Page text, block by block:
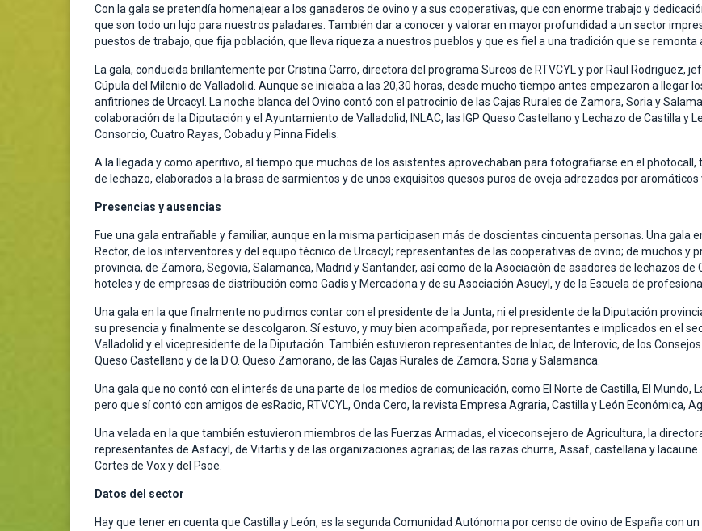
Con la gala se pretendía homenajear a los ganaderos de ovino y a sus cooperativas, que con enorme trabajo y
que son todo un lujo para nuestros paladares. También dar a conocer y valorar en mayor profundidad a un sector
puestos de trabajo, que fija población, que lleva riqueza a nuestros pueblos y que es fiel a una tradición que se remonta
La gala, conducida brillantemente por Cristina Carro, directora del programa Surcos de RTVCYL y por Raul Rodriguez,
Cúpula del Milenio de Valladolid. Aunque se iniciaba a las 20,30 horas, desde mucho tiempo antes empezaron a llegar
anfitriones de Urcacyl. La noche blanca del Ovino contó con el patrocinio de las Cajas Rurales de Zamora, Soria y
colaboración de la Diputación y el Ayuntamiento de Valladolid, INLAC, las IGP Queso Castellano y Lechazo de Castilla y
Consorcio, Cuatro Rayas, Cobadu y Pinna Fidelis.
A la llegada y como aperitivo, al tiempo que muchos de los asistentes aprovechaban para fotografiarse en el
de lechazo, elaborados a la brasa de sarmientos y de unos exquisitos quesos puros de oveja adrezados por
Presencias y ausencias
Fue una gala entrañable y familiar, aunque en la misma participasen más de doscientas cincuenta personas. Una gala
Rector, de los interventores y del equipo técnico de Urcacyl; representantes de las cooperativas de ovino; de muchos y
provincia, de Zamora, Segovia, Salamanca, Madrid y Santander, así como de la Asociación de asadores de lechazos
hoteles y de empresas de distribución como Gadis y Mercadona y de su Asociación Asucyl, y de la Escuela de
Una gala en la que finalmente no pudimos contar con el presidente de la Junta, ni el presidente de la Diputación
su presencia y finalmente se descolgaron. Sí estuvo, y muy bien acompañada, por representantes e implicados en el
Valladolid y el vicepresidente de la Diputación. También estuvieron representantes de Inlac, de Interovic, de los
Queso Castellano y de la D.O. Queso Zamorano, de las Cajas Rurales de Zamora, Soria y Salamanca.
Una gala que no contó con el interés de una parte de los medios de comunicación, como El Norte de Castilla, El Mundo,
pero que sí contó con amigos de esRadio, RTVCYL, Onda Cero, la revista Empresa Agraria, Castilla y León Económica,
Una velada en la que también estuvieron miembros de las Fuerzas Armadas, el viceconsejero de Agricultura, la
representantes de Asfacyl, de Vitartis y de las organizaciones agrarias; de las razas churra, Assaf, castellana y
Cortes de Vox y del Psoe.
Datos del sector
Hay que tener en cuenta que Castilla y León, es la segunda Comunidad Autónoma por censo de ovino de España con